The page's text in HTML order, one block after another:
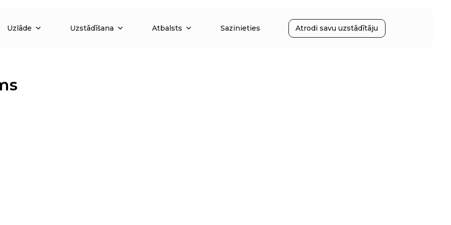
Uzlāde Uzstādīšana Atbalsts Sazinieties Atrodi savu uzstādītāju